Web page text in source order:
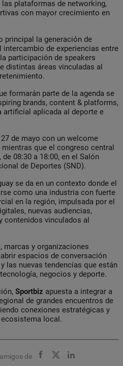
plataformas de networking,
con mayor crecimiento en
principal la generación de
de experiencias entre
participación de speakers
distintas áreas vinculadas al
formarán parte de la agenda se
brands, content & platforms,
artificial aplicada al deporte e
de mayo con un welcome
que el congreso central
08:30 a 18:00, en el Salón
de Deportes (SND).
se da en un contexto donde el
como una industria con fuerte
en la región, impulsada por el
nuevas audiencias,
contenidos vinculados al
marcas y organizaciones
espacios de conversación
las nuevas tendencias que están
negocios y deporte.
Sportbiz apuesta a integrar a
de grandes encuentros de
conexiones estratégicas y
ecosistema local.
de